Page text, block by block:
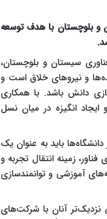
بلوچستان با هدف توسعه
سیستان و بلوچستان،
و نیروهای خلاق است و
دانش باشد. با همکاری
انگیزه در میان نسل
باید به عنوان یک
زمینه انتقال تجربه و
آموزشی و توانمندسازی
نزدیک‌تر آنان با شرکت‌های